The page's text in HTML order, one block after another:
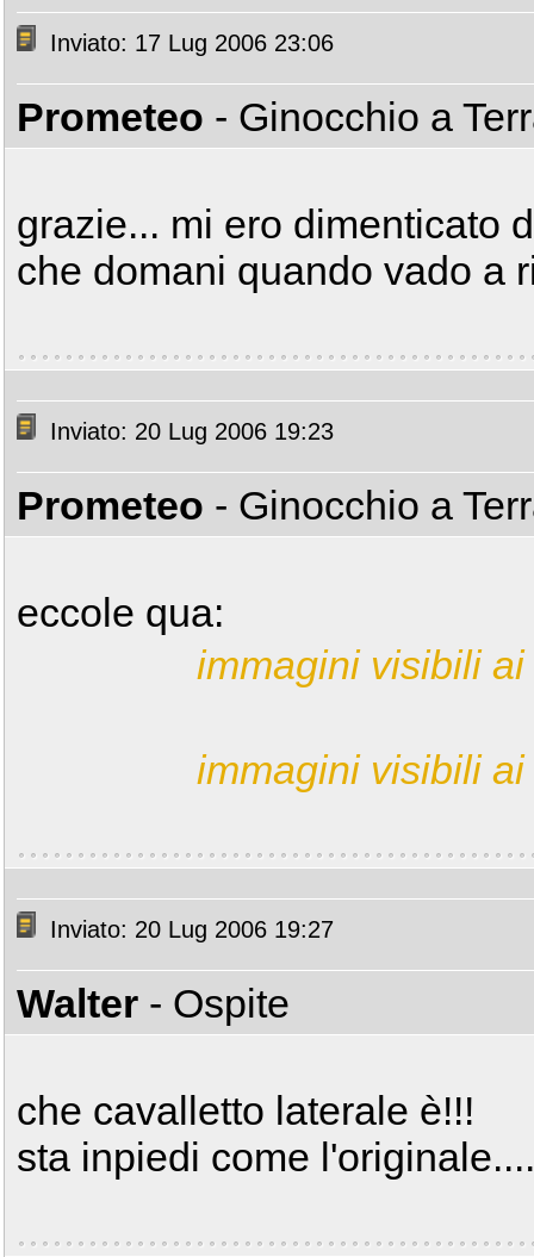
Inviato: 17 Lug 2006 23:06
Prometeo - Ginocchio a
grazie... mi ero dimenticato
che domani quando vado a
Inviato: 20 Lug 2006 19:23
Prometeo - Ginocchio a
eccole qua:
immagini visibili
immagini visibili
Inviato: 20 Lug 2006 19:27
Walter - Ospite
che cavalletto laterale è!!!
sta inpiedi come